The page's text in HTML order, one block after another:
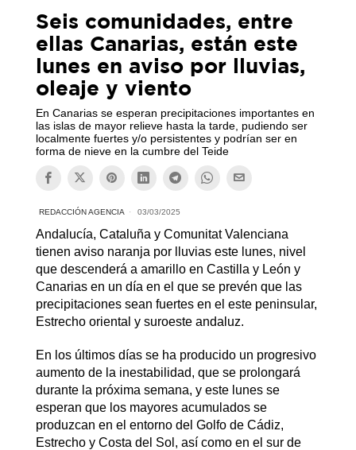
Seis comunidades, entre
ellas Canarias, están este
lunes en aviso por lluvias,
oleaje y viento
En Canarias se esperan precipitaciones importantes en
las islas de mayor relieve hasta la tarde, pudiendo ser
localmente fuertes y/o persistentes y podrían ser en
forma de nieve en la cumbre del Teide
REDACCIÓN AGENCIA 03/03/2025
Andalucía, Cataluña y Comunitat Valenciana
tienen aviso naranja por lluvias este lunes, nivel
que descenderá a amarillo en Castilla y León y
Canarias en un día en el que se prevén que las
precipitaciones sean fuertes en el este peninsular,
Estrecho oriental y suroeste andaluz.
En los últimos días se ha producido un progresivo
aumento de la inestabilidad, que se prolongará
durante la próxima semana, y este lunes se
esperan que los mayores acumulados se
produzcan en el entorno del Golfo de Cádiz,
Estrecho y Costa del Sol, así como en el sur de